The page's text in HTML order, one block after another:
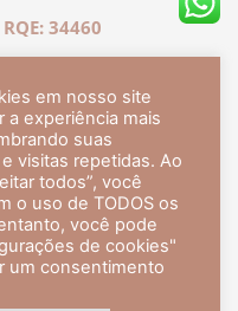
34460
pela UFRJ.
pela UFRJ, tendo
em 2007.
de Dermatologia,
+
em nosso site
a experiência mais
suas
visitas repetidas. Ao
todos”, você
o uso de TODOS os
você pode
de cookies"
um consentimento